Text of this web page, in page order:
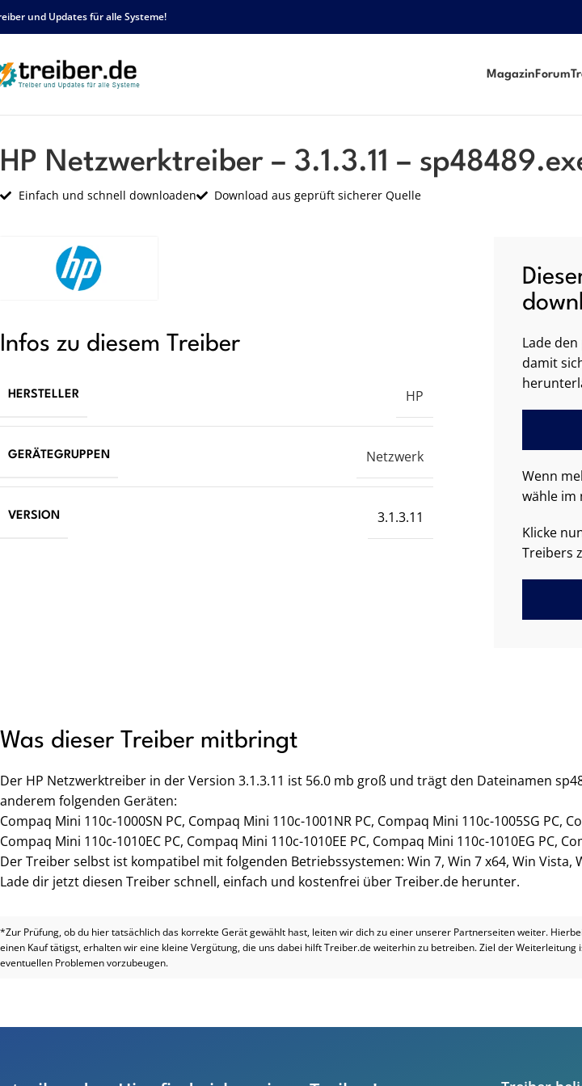
und Updates für alle Systeme!
Magazin Forum
HP Netzwerktreiber – 3.1.3.11 –
Einfach und schnell downloaden Download aus geprüft sicherer Quelle
Infos zu diesem Treiber
HERSTELLER HP
GERÄTEGRUPPEN Netzwerk
VERSION 3.1.3.11
Lade
damit
Wenn
wähle im
Klicke
Treibers
Was dieser Treiber mitbringt
Der HP Netzwerktreiber in der Version 3.1.3.11 ist 56.0 mb groß und trägt den Dateinamen
anderem folgenden Geräten:
Compaq Mini 110c-1000SN PC, Compaq Mini 110c-1001NR PC, Compaq Mini 110c-1005SG PC,
Compaq Mini 110c-1010EC PC, Compaq Mini 110c-1010EE PC, Compaq Mini 110c-1010EG PC,
Der Treiber selbst ist kompatibel mit folgenden Betriebssystemen: Win 7, Win 7 x64, Win Vista,
Lade dir jetzt diesen Treiber schnell, einfach und kostenfrei über Treiber.de herunter.
*Zur Prüfung, ob du hier tatsächlich das korrekte Gerät gewählt hast, leiten wir dich zu einer unserer Partnerseiten weiter.
einen Kauf tätigst, erhalten wir eine kleine Vergütung, die uns dabei hilft Treiber.de weiterhin zu betreiben. Ziel der
eventuellen Problemen vorzubeugen.